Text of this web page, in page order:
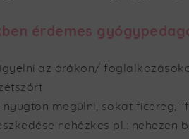
érdemes
az órákon/
nyugton megülni, sokat ficereg,
nehézkes pl.: